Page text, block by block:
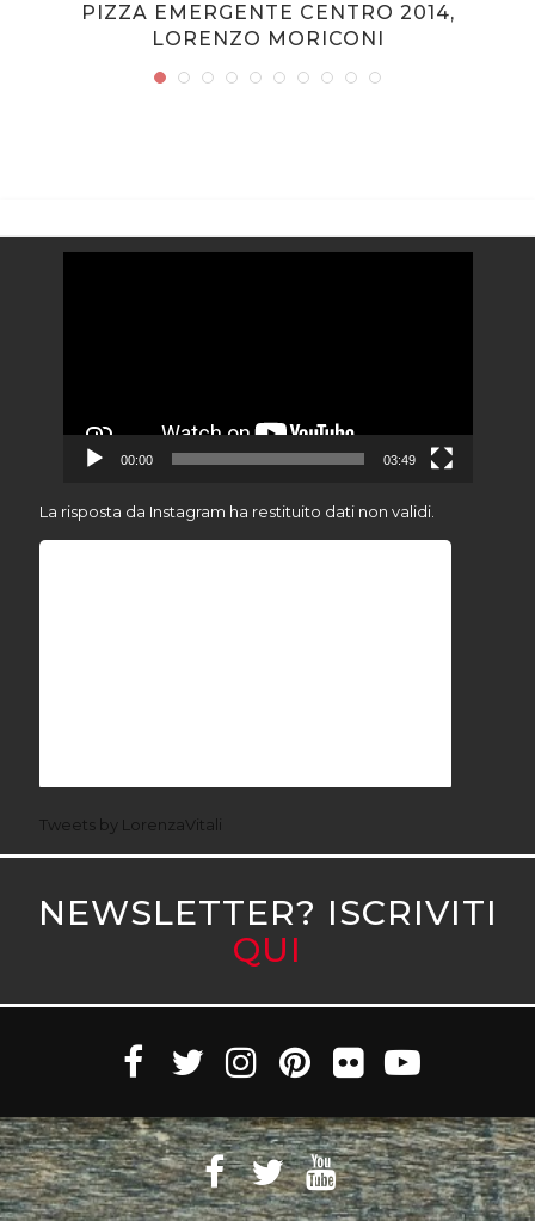
PIZZA EMERGENTE CENTRO 2014,
LORENZO MORICONI
00:00 03:49
La risposta da Instagram ha restituito dati non validi.
Tweets by LorenzaVitali
NEWSLETTER? ISCRIVITI
QUI